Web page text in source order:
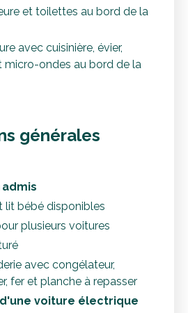
et toilettes au bord de la
avec cuisinière, évier,
micro-ondes au bord de la
générales
admis
lit bébé disponibles
plusieurs voitures
avec congélateur,
fer et planche à repasser
voiture électrique